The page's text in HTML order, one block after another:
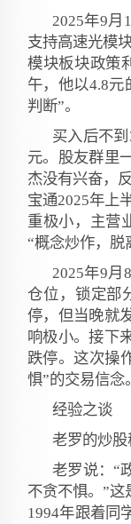
2025年9月
支持高速光模
模块板块政策
午，他以4.8元
判断”。
买入后不
元。股友群里
杰没有兴奋，
宝通2025年上
重极小，主营
“概念炒作，脱
2025年9月
仓位，锁定部
停，但当晚就
响极小。接下
跌停。这次操
惧”的交易信念。
经验之谈
老罗的炒
老罗说：“
不贪不惧。”
1994年跟着同